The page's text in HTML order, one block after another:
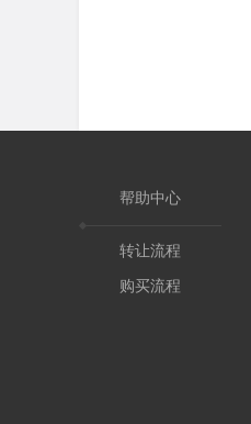
帮助中心
转让流程
购买流程